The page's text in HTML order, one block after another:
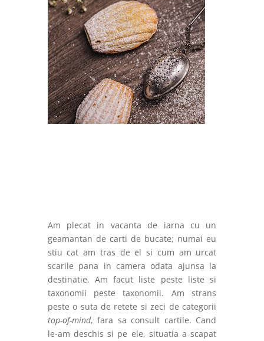
Am plecat in vacanta de iarna cu un
geamantan de carti de bucate; numai eu
stiu cat am tras de el si cum am urcat
scarile pana in camera odata ajunsa la
destinatie. Am facut liste peste liste si
taxonomii peste taxonomii. Am strans
peste o suta de retete si zeci de categorii
top-of-mind, fara sa consult cartile. Cand
le-am deschis si pe ele, situatia a scapat